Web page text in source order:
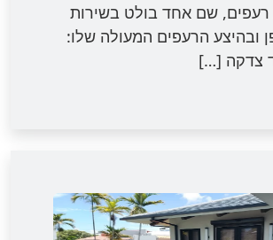
שם אחד בולט בשירות
ובהיצע הרעפים המעולה שלו:
צדקה […]